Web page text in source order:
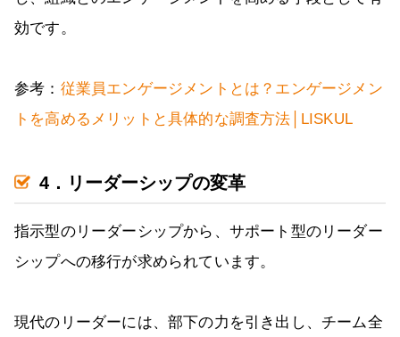
効です。
参考： 従業員エンゲージメントとは？エンゲージメン
トを高めるメリットと具体的な調査方法│LISKUL
4．リーダーシップの変革
指示型のリーダーシップから、サポート型のリーダー
シップへの移行が求められています。
現代のリーダーには、部下の力を引き出し、チーム全